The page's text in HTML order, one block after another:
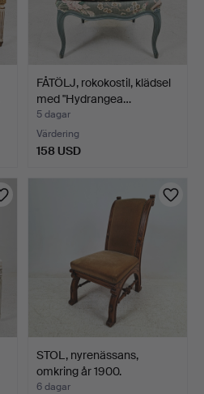
FÅTÖLJ, rokokostil, klädsel
med "Hydrangea…
5 dagar
Värdering
158 USD
STOL, nyrenässans,
omkring år 1900.
6 dagar